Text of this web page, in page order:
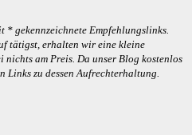
gekennzeichnete Empfehlungslinks.
tätigst, erhalten wir eine kleine
am Preis. Da unser Blog kostenlos
Links zu dessen Aufrechterhaltung.